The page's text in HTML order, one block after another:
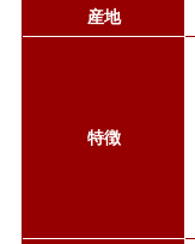
産地
特徴